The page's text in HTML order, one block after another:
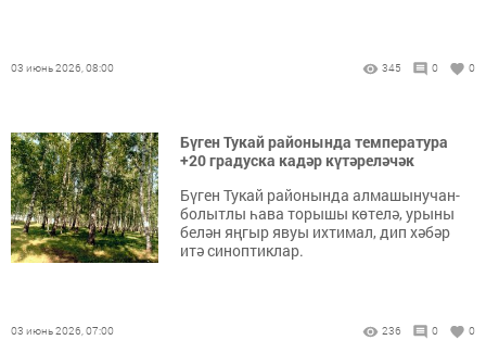
03 июнь 2026, 08:00 345 0 0
Бүген Тукай районында температура
+20 градуска кадәр күтәреләчәк
Бүген Тукай районында алмашынучан-
болытлы һава торышы көтелә, урыны
белән яңгыр явуы ихтимал, дип хәбәр
итә синоптиклар.
03 июнь 2026, 07:00 236 0 0